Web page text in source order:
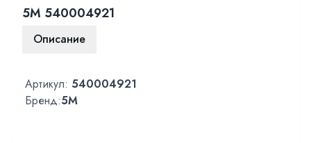
5M 540004921
Описание
Артикул: 540004921
Бренд:5M